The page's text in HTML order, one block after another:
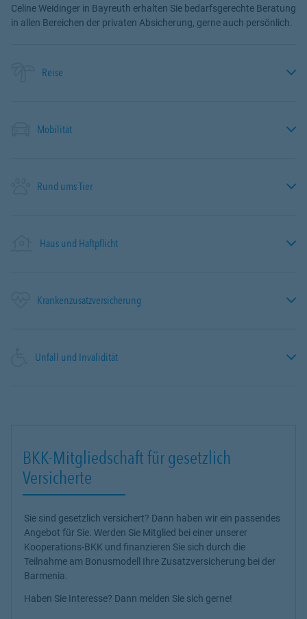
Celine Weidinger in Bayreuth erhalten Sie bedarfsgerechte Beratung
in allen Bereichen der privaten Absicherung, gerne auch persönlich.
Reise
Mobilität
Rund ums Tier
Haus und Haftpflicht
Krankenzusatzversicherung
Unfall und Invalidität
BKK-Mitgliedschaft für gesetzlich
Versicherte
Sie sind gesetzlich versichert? Dann haben wir ein passendes
Angebot für Sie. Werden Sie Mitglied bei einer unserer
Kooperations-BKK und finanzieren Sie sich durch die
Teilnahme am Bonusmodell Ihre Zusatzversicherung bei der
Barmenia.
Haben Sie Interesse? Dann melden Sie sich gerne!